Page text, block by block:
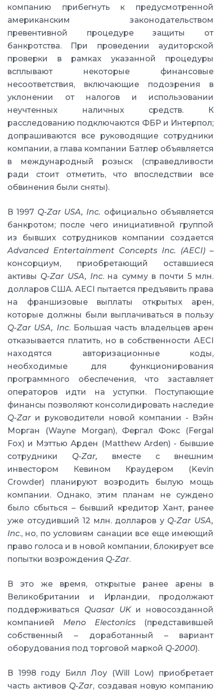
компанию прибегнуть к предусмотренной
американским законодательством
превентивной процедуре защиты от
банкротства. При проведении аудиторской
проверки в рамках указанной процедуры
всплывают некоторые финансовые
несоответствия, включающие подозрения в
уклонении от налогов и использовании
неучтенных наличных средств. К
расследованию подключаются ФБР и Интерпол;
допрашиваются все руководящие сотрудники
компании, а глава компании Батлер объявляется
в международный розыск (справедливости
ради стоит отметить, что впоследствии все
обвинения были сняты).
В 1997 Q-Zar USA, Inc. официально объявляется
банкротом; после чего инициативной группой
из бывших сотрудников компании создается
Advanced Entertainment Concepts Inc. (AECI) –
консорциум, приобретающий оставшиеся
активы Q-Zar USA, Inc. на сумму в почти 5 млн.
долларов США. AECI пытается предъявить права
на франшизовые выплаты открытых арен,
которые должны были выплачиваться в пользу
Q-Zar USA, Inc. Большая часть владельцев арен
отказывается платить, но в собственности AECI
находятся авторизационные коды,
необходимые для функционирования
программного обеспечения, что заставляет
операторов идти на уступки. Поступающие
финансы позволяют консолидировать наследие
Q-Zar и руководители новой компании - Вэйн
Морган (Wayne Morgan), Фергал Фокс (Fergal
Fox) и Мэттью Арден (Matthew Arden) - бывшие
сотрудники
Q-Zar,
вместе с внешним
инвестором Кевином Краудером (Kevin
Crowder) планируют возродить былую мощь
компании. Однако, этим планам не суждено
было сбыться – бывший кредитор Хант, ранее
уже отсудивший 12 млн. долларов у Q-Zar USA,
Inc., но, по условиям санации все еще имеющий
право голоса и в новой компании, блокирует все
попытки возрождения Q-Zar.
В это же время, открытые ранее арены в
Великобритании и Ирландии, продолжают
поддерживаться Quasar UK и новосозданной
компанией Meno Electonics(представившей
собственный – доработанный – вариант
оборудования под торговой маркой Q-2000).
В 1998 году Билл Лоу (Will Low) приобретает
часть активов Q-Zar, создавая новую компанию